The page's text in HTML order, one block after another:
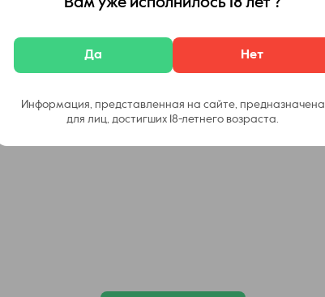
Вам уже исполнилось 18 лет ?
Да Нет
Информация, представленная на сайте, предназначена
для лиц, достигших 18-летнего возраста.